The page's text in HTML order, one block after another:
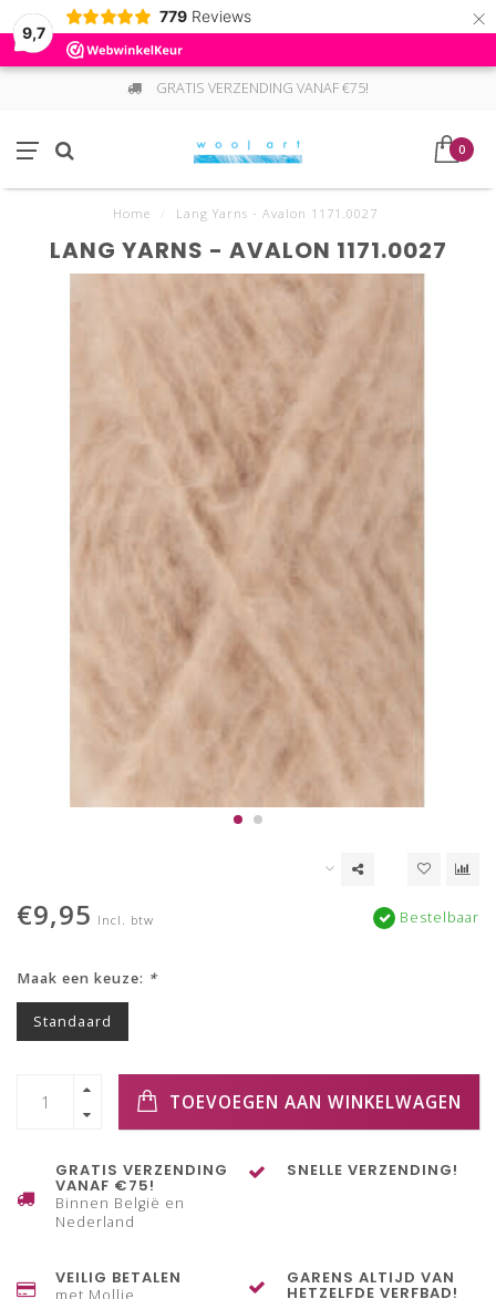
9,7
779 Reviews ×
GRATIS VERZENDING VANAF €75!
0
Home Lang Yarns - Avalon 1171.0027
LANG YARNS - AVALON 1171.0027
€9,95 Incl. btw Bestelbaar
Maak een keuze: *
Standaard
TOEVOEGEN AAN WINKELWAGEN
GRATIS VERZENDING
VANAF €75!
Binnen België en
Nederland
SNELLE VERZENDING!
VEILIG BETALEN GARENS ALTIJD VAN
HETZELFDE VERFBAD!